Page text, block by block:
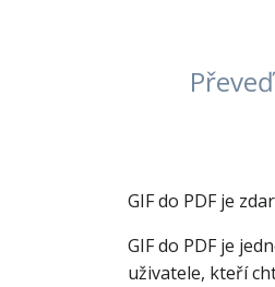
GIF do PDF je
GIF do PDF je
uživatele, kteří